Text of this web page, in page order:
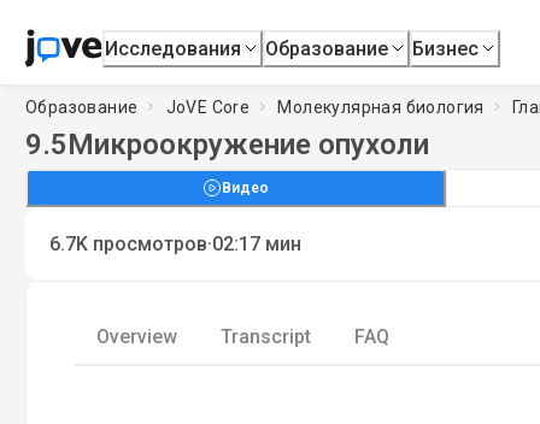
Исследования Образование Бизнес
Образование JoVE Core Молекулярная биология
9.5Микроокружение опухоли
Видео
6.7K просмотров·02:17 мин
Overview Transcript FAQ